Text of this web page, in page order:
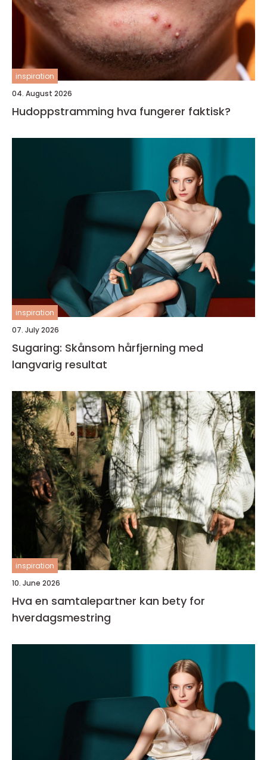
inspiration
04. August 2026
Hudoppstramming hva fungerer faktisk?
inspiration
07. July 2026
Sugaring: Skånsom hårfjerning med
langvarig resultat
inspiration
10. June 2026
Hva en samtalepartner kan bety for
hverdagsmestring